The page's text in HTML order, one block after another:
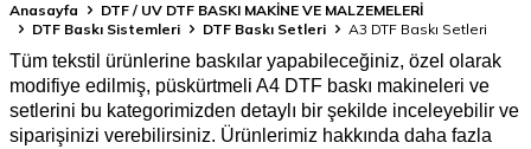
Anasayfa
DTF / UV DTF BASKI MAKİNE VE MALZEMELERİ
DTF Baskı Sistemleri
DTF Baskı Setleri A3 DTF Baskı Setleri
Tüm tekstil ürünlerine baskılar yapabileceğiniz, özel olarak
modifiye edilmiş, püskürtmeli A4 DTF baskı makineleri ve
setlerini bu kategorimizden detaylı bir şekilde inceleyebilir ve
siparişinizi verebilirsiniz. Ürünlerimiz hakkında daha fazla